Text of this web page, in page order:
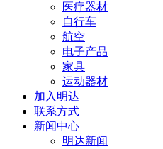
医疗器材
自行车
航空
电子产品
家具
运动器材
加入明达
联系方式
新闻中心
明达新闻